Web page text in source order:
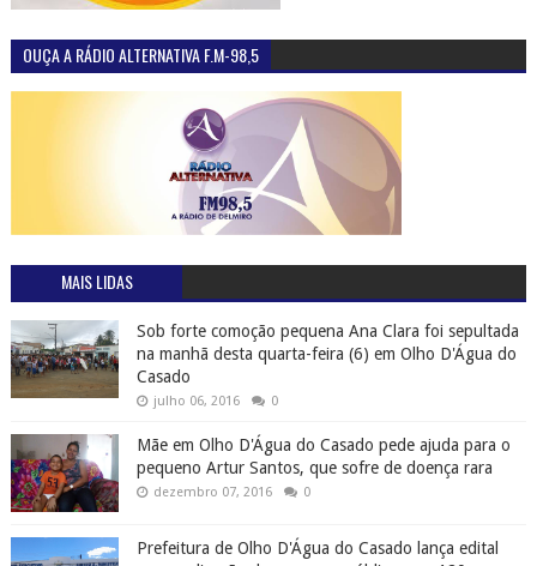
OUÇA A RÁDIO ALTERNATIVA F.M-98,5
MAIS LIDAS
Sob forte comoção pequena Ana Clara foi sepultada
na manhã desta quarta-feira (6) em Olho D'Água do
Casado
julho 06, 2016 0
Mãe em Olho D'Água do Casado pede ajuda para o
pequeno Artur Santos, que sofre de doença rara
dezembro 07, 2016 0
Prefeitura de Olho D'Água do Casado lança edital